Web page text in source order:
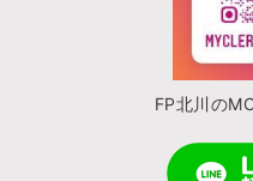
FP北川の